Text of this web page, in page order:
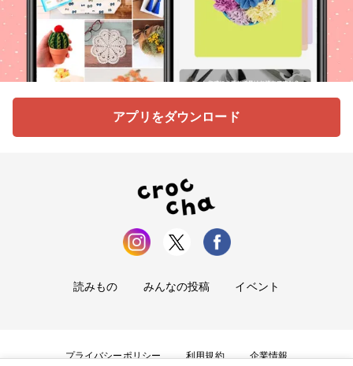
アプリをダウンロード
読みもの みんなの投稿 イベント
プライバシーポリシー 利用規約 企業情報